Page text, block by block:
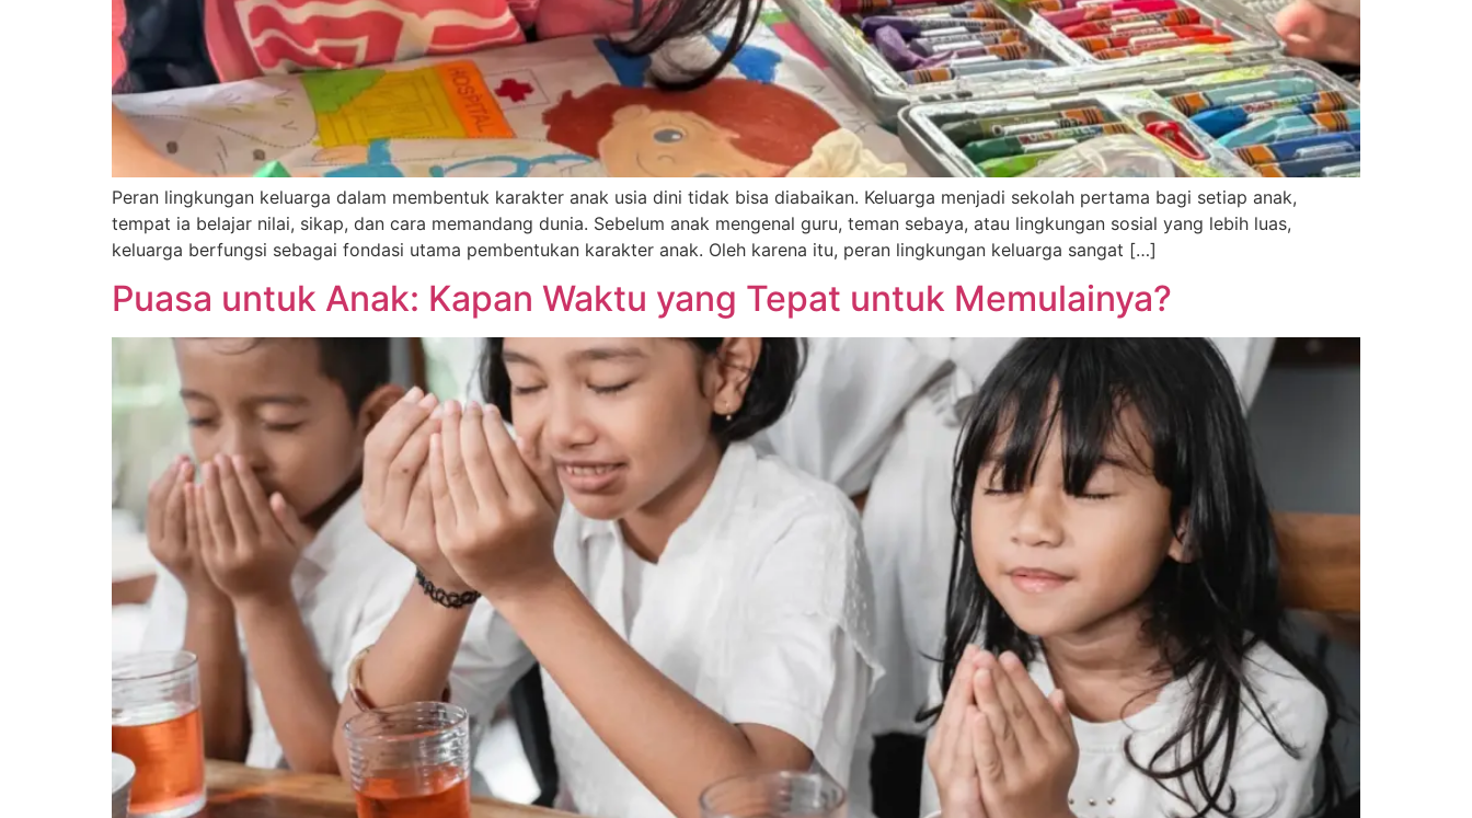
Peran lingkungan keluarga dalam membentuk karakter anak usia dini tidak bisa diabaikan. Keluarga menjadi sekolah pertama bagi setiap anak,
tempat ia belajar nilai, sikap, dan cara memandang dunia. Sebelum anak mengenal guru, teman sebaya, atau lingkungan sosial yang lebih luas,
keluarga berfungsi sebagai fondasi utama pembentukan karakter anak. Oleh karena itu, peran lingkungan keluarga sangat […]
Puasa untuk Anak: Kapan Waktu yang Tepat untuk Memulainya?